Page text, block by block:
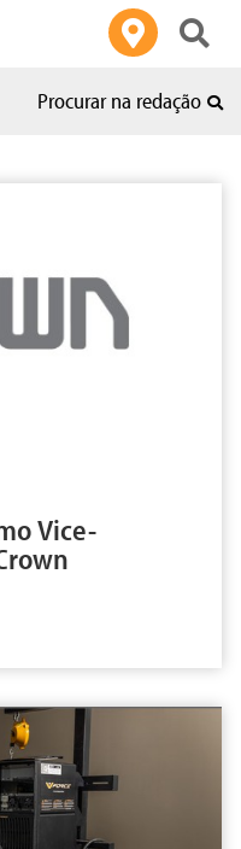
Procurar na redação
Vice-